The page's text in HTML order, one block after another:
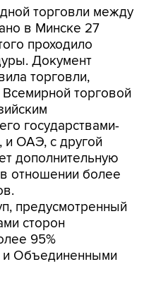
торговли между
в Минске 27
проходило
Документ
торговли,
торговой
государствами-
и ОАЭ, с другой
дополнительную
отношении более
предусмотренный
сторон
95%
Объединенными